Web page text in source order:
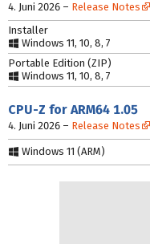
4. Juni 2026 – Release Notes
Installer
Windows 11, 10, 8, 7
Portable Edition (ZIP)
Windows 11, 10, 8, 7
CPU-Z for ARM64 1.05
4. Juni 2026 – Release Notes
Windows 11 (ARM)